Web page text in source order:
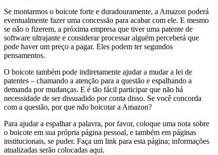
Se montarmos o boicote forte e duradouramente, a Amazon poderá
eventualmente fazer uma concessão para acabar com ele. E mesmo
se não o fizerem, a próxima empresa que tiver uma patente de
software ultrajante e considerar processar alguém perceberá que
pode haver um preço a pagar. Eles podem ter segundos
pensamentos.
O boicote também pode indiretamente ajudar a mudar a lei de
patentes – chamando a atenção para a questão e espalhando a
demanda por mudanças. E é tão fácil participar que não há
necessidade de ser dissuadido por conta disso. Se você concorda
com a questão, por que não boicotar a Amazon?
Para ajudar a espalhar a palavra, por favor, coloque uma nota sobre
o boicote em sua própria página pessoal, e também em páginas
institucionais, se puder. Faça um link para esta página; informações
atualizadas serão colocadas aqui.